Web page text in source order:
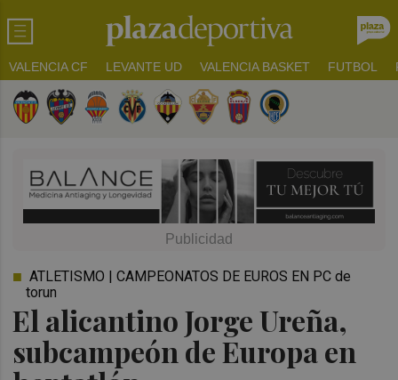
VALENCIA CF LEVANTE UD VALENCIA BASKET FUTBOL
El alicantino Jorge Ureña,
subcampeón de Europa en
ATLETISMO | CAMPEONATOS DE EUROS EN PC de
torun